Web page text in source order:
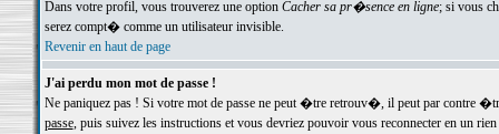
Dans votre profil, vous trouverez une option Cacher sa pr�sence en ligne; si vous
serez compt� comme un utilisateur invisible.
Revenir en haut de page
J'ai perdu mon mot de passe !
Ne paniquez pas ! Si votre mot de passe ne peut �tre retrouv�, il peut par contre
passe, puis suivez les instructions et vous devriez pouvoir vous reconnecter en un rien